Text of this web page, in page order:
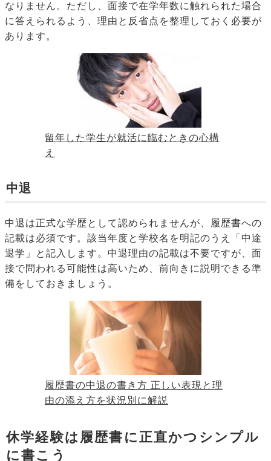
なりません。ただし、面接で在学年数に触れられた場合
に答えられるよう、理由と反省点を整理しておく必要が
あります。
留年した学生が就活に臨むときの心構
え
中退
中退は正式な学歴として認められませんが、履歴書への
記載は必須です。該当年度と学校名を明記のうえ「中途
退学」と記入します。中退理由の記載は不要ですが、面
接で問われる可能性は高いため、前向きに説明できる準
備をしておきましょう。
履歴書の中退の書き方 正しい表現と理
由の添え方を状況別に解説
休学経験は履歴書に正直かつシンプル
に書こう